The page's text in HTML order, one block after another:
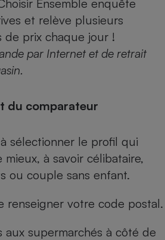
Ensemble enquête
et relève plusieurs
de prix chaque jour !
par Internet et de retrait
du comparateur
sélectionner le profil qui
à savoir célibataire,
ou couple sans enfant.
renseigner votre code postal.
aux supermarchés à côté de